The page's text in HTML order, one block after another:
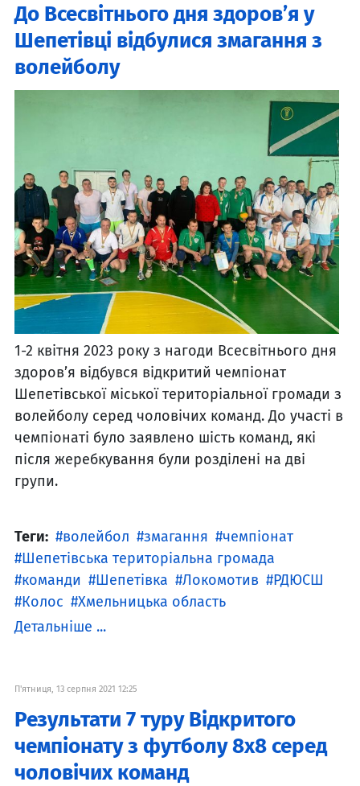
До Всесвітнього дня здоров’я у
Шепетівці відбулися змагання з
волейболу
1-2 квітня 2023 року з нагоди Всесвітнього дня
здоров’я відбувся відкритий чемпіонат
Шепетівської міської територіальної громади з
волейболу серед чоловічих команд. До участі в
чемпіонаті було заявлено шість команд, які
після жеребкування були розділені на дві
групи.
Теги: волейбол змагання
чемпіонат
Шепетівська територіальна громада
команди
Шепетівка Локомотив
РДЮСШ
Колос
Хмельницька область
Детальніше ...
П'ятниця, 13 серпня 2021 12:25
Результати 7 туру Відкритого
чемпіонату з футболу 8х8 серед
чоловічих команд